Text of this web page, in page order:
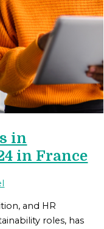
in
in France
and HR
roles, has